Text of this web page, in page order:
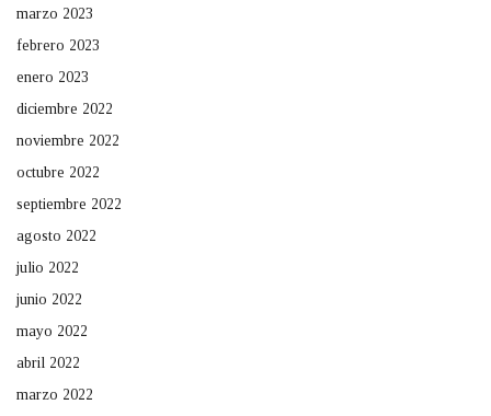
marzo 2023
febrero 2023
enero 2023
diciembre 2022
noviembre 2022
octubre 2022
septiembre 2022
agosto 2022
julio 2022
junio 2022
mayo 2022
abril 2022
marzo 2022